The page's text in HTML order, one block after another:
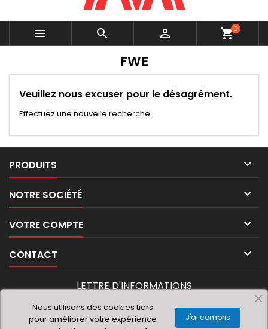
   shopping_cart0
FWE
Veuillez nous excuser pour le désagrément.
Effectuez une nouvelle recherche
PRODUITS 
NOTRE SOCIÉTÉ 
VOTRE COMPTE 
CONTACT 
LETTRE D'INFORMATIONS
Nous utilisons des cookies tiers
pour améliorer votre expérience
J'ai compris